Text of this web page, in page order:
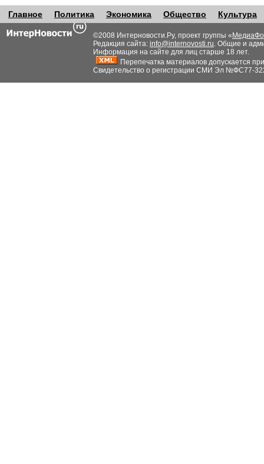
Главное Политика Экономика Общество Культура
©2008 Интерновости.Ру, проект группы «
Редакция сайта: info@internovosti.ru. Общие и
Информация на сайте для лиц старше 18 лет.
Перепечатка материалов допускается
Свидетельство о регистрации СМИ Эл №ФС77-